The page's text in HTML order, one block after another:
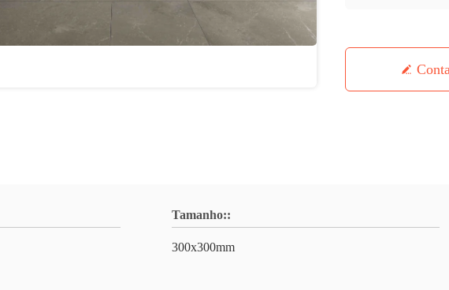
Tamanho::
300x300mm